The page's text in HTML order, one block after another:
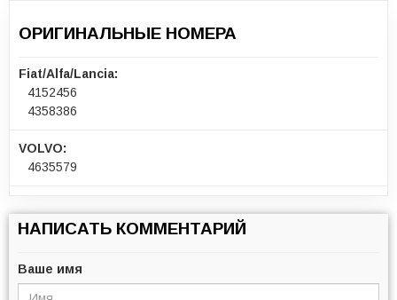
ОРИГИНАЛЬНЫЕ НОМЕРА
Fiat/Alfa/Lancia:
4152456
4358386
VOLVO:
4635579
НАПИСАТЬ КОММЕНТАРИЙ
Ваше имя